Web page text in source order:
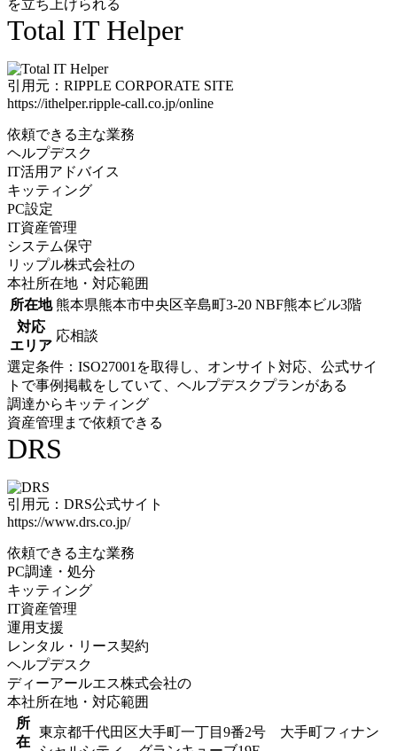
を立ち上げられる
Total IT Helper
引用元：RIPPLE CORPORATE SITE
https://ithelper.ripple-call.co.jp/online
依頼できる主な業務
ヘルプデスク
IT活用アドバイス
キッティング
PC設定
IT資産管理
システム保守
リップル株式会社の
本社所在地・対応範囲
所在地 熊本県熊本市中央区辛島町3-20 NBF熊本ビル3階
対応
エリア
応相談
選定条件：ISO27001を取得し、オンサイト対応、公式サイ
トで事例掲載をしていて、ヘルプデスクプランがある
調達からキッティング
資産管理まで依頼できる
DRS
引用元：DRS公式サイト
https://www.drs.co.jp/
依頼できる主な業務
PC調達・処分
キッティング
IT資産管理
運用支援
レンタル・リース契約
ヘルプデスク
ディーアールエス株式会社の
本社所在地・対応範囲
所
在
東京都千代田区大手町一丁目9番2号 大手町フィナン